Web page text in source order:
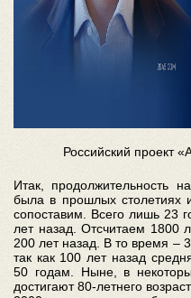
Российский проект
Итак, продолжительность
была в прошлых столетиях
сопоставим. Всего лишь 23
лет назад. Отсчитаем 1800
200 лет назад. В то время –
так как 100 лет назад
50 годам. Ныне, в
достигают 80-летнего